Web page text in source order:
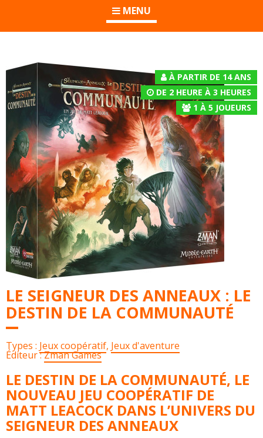
MENU
À PARTIR DE 14 ANS
DE 2 HEURE À 3 HEURES
1 À 5 JOUEURS
LE SEIGNEUR DES ANNEAUX : LE
DESTIN DE LA COMMUNAUTÉ
Types : Jeux coopératif, Jeux d'aventure
Éditeur :Zman Games
LE DESTIN DE LA COMMUNAUTÉ, LE
NOUVEAU JEU COOPÉRATIF DE
MATT LEACOCK DANS L’UNIVERS DU
SEIGNEUR DES ANNEAUX